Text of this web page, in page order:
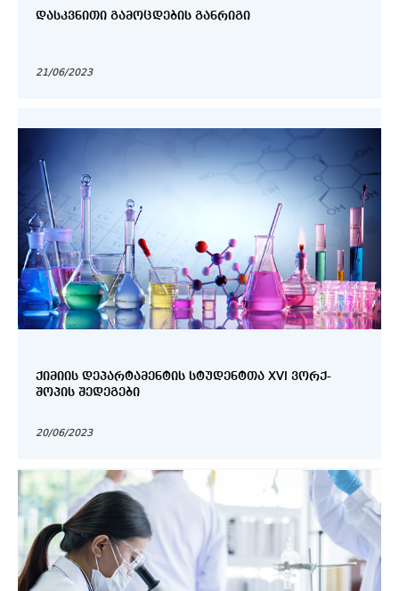
ᲓᲐᲡᲙᲕᲜᲘᲗᲘ ᲒᲐᲛᲝᲪᲓᲔᲑᲘᲡ ᲒᲐᲜᲠᲘᲒᲘ
21/06/2023
ᲥᲘᲛᲘᲘᲡ ᲓᲔᲞᲐᲠᲢᲐᲛᲔᲜᲢᲘᲡ ᲡᲢᲣᲓᲔᲜᲢᲗᲐ XVI ᲕᲝᲠᲥ-
ᲨᲝᲞᲘᲡ ᲨᲔᲓᲔᲒᲔᲑᲘ
20/06/2023